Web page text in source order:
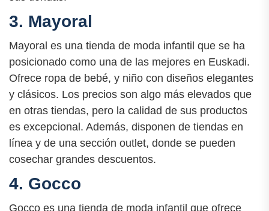
3. Mayoral
Mayoral es una tienda de moda infantil que se ha
posicionado como una de las mejores en Euskadi.
Ofrece ropa de bebé, y niño con diseños elegantes
y clásicos. Los precios son algo más elevados que
en otras tiendas, pero la calidad de sus productos
es excepcional. Además, disponen de tiendas en
línea y de una sección outlet, donde se pueden
cosechar grandes descuentos.
4. Gocco
Gocco es una tienda de moda infantil que ofrece